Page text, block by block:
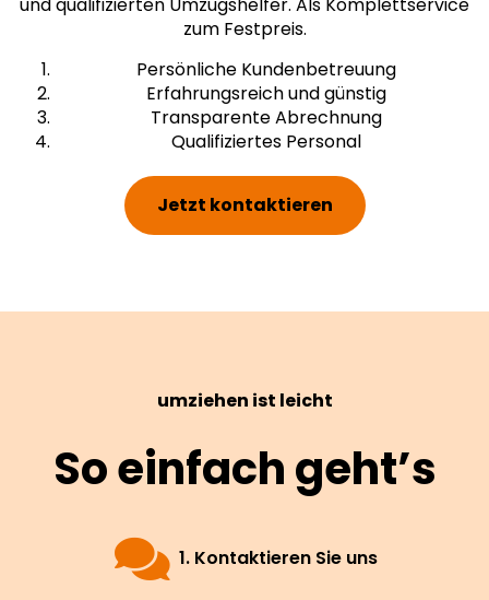
und qualifizierten Umzugshelfer. Als Komplettservice
zum Festpreis.
Persönliche Kundenbetreuung
Erfahrungsreich und günstig
Transparente Abrechnung
Qualifiziertes Personal
Jetzt kontaktieren
umziehen ist leicht
So einfach geht’s
1. Kontaktieren Sie uns